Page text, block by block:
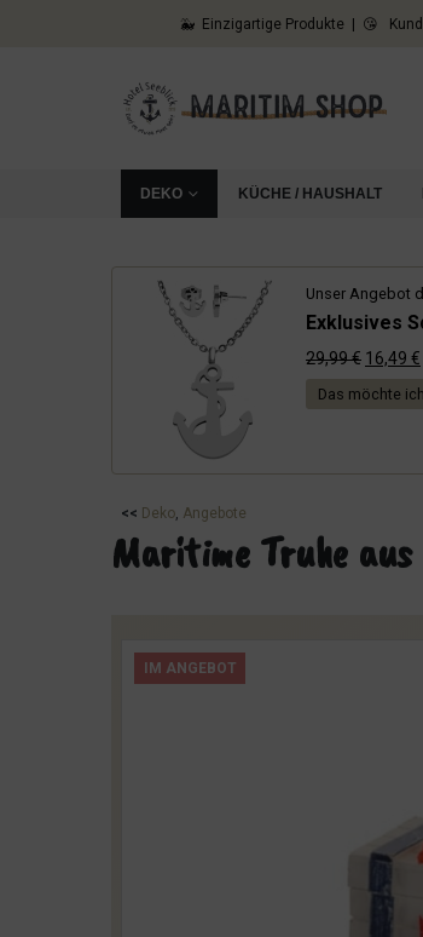
🐳 Einzigartige Produkte | 😘
DEKO KÜCHE / HAUSHALT
Unser Angebot
Exklusives
29,99€
Preis
16,49 €
Das möchte
<< Deko, Angebote
Maritime Truhe
IM ANGEBOT